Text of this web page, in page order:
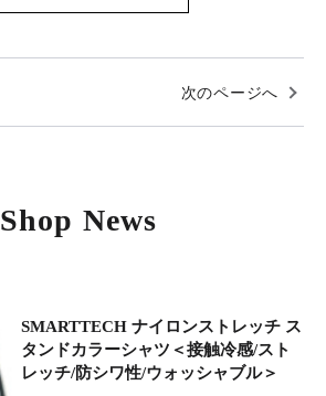
次のページへ
Shop News
SMARTTECH ナイロンストレッチ ス
タンドカラーシャツ＜接触冷感/スト
レッチ/防シワ性/ウォッシャブル＞